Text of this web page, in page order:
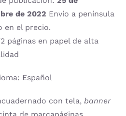
de 2022 Envío a península
en el precio.
páginas en papel de alta
Español
con tela,banner